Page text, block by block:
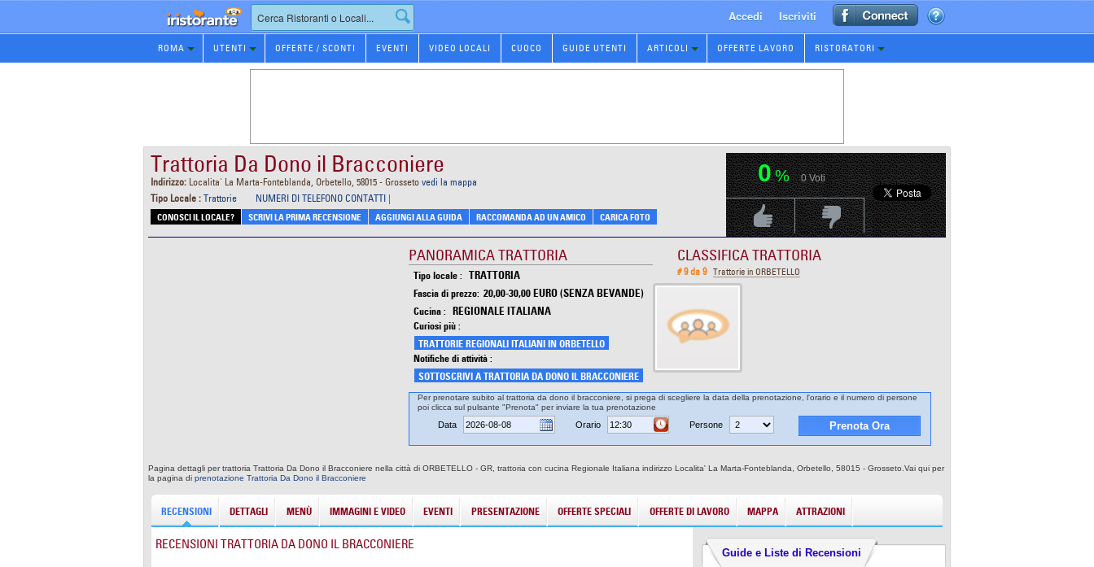
Prenotazione
Ristorante
Accedi Iscriviti
ROMA UTENTI OFFERTE / SCONTI EVENTI VIDEO LOCALI CUOCO GUIDE UTENTI ARTICOLI OFFERTE LAVORO RISTORATORI
Trattoria Da Dono il Bracconiere
Indirizzo: Localita' La Marta-Fonteblanda, Orbetello, 58015 - Grosseto vedi la mappa
Tipo Locale : Trattorie NUMERI DI TELEFONO CONTATTI |
CONOSCI IL LOCALE? SCRIVI LA PRIMA RECENSIONE AGGIUNGI ALLA GUIDA RACCOMANDA AD UN AMICO CARICA FOTO
0% 0Voti
Voti PositivoVoti Negativo
PANORAMICA TRATTORIA
Tipo locale : TRATTORIA
Fascia di prezzo: 20,00-30,00 EURO (SENZA BEVANDE)
Cucina : REGIONALE ITALIANA
Curiosi più :
TRATTORIE REGIONALI ITALIANI IN ORBETELLO
Notifiche di attività :
SOTTOSCRIVI A TRATTORIA DA DONO IL BRACCONIERE
CLASSIFICA TRATTORIA
# 9 da 9 Trattorie in ORBETELLO
Per prenotare subito al trattoria da dono il bracconiere, si prega di scegliere la data della prenotazione, l'orario e il numero di persone
poi clicca sul pulsante "Prenota" per inviare la tua prenotazione
Data Orario Persone
Pagina dettagli per trattoria Trattoria Da Dono il Bracconiere nella città di ORBETELLO - GR, trattoria con cucina Regionale Italiana indirizzo Localita' La Marta-Fonteblanda, Orbetello, 58015 - Grosseto.Vai qui per
la pagina di prenotazione Trattoria Da Dono il Bracconiere
RECENSIONI DETTAGLI MENÙ IMMAGINI E VIDEO EVENTI PRESENTAZIONE OFFERTE SPECIALI OFFERTE DI LAVORO MAPPA ATTRAZIONI
RECENSIONI TRATTORIA DA DONO IL BRACCONIERE
Guide e Liste di Recensioni